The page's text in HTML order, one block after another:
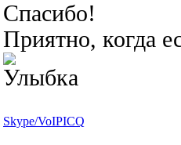
Спасибо!
Приятно, когда
Skype/VoIPICQ